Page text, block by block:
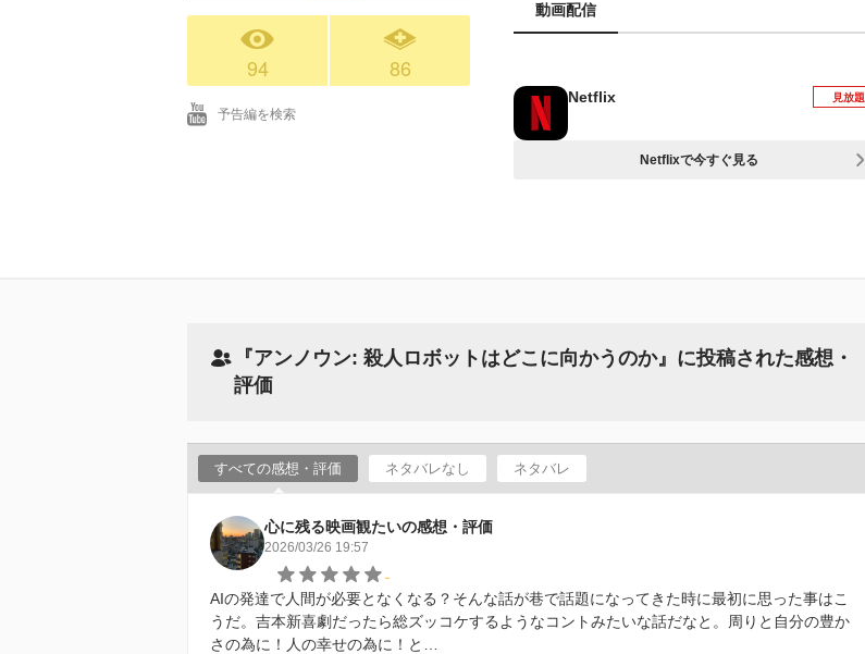
94 86
予告編を検索
動画配信
Netflix 見放題
Netflixで今すぐ見る
『アンノウン: 殺人ロボットはどこに向かうのか』に投稿された感想・
評価
すべての感想・評価 ネタバレなし ネタバレ
心に残る映画観たいの感想・評価
2026/03/26 19:57
-
AIの発達で人間が必要となくなる？そんな話が巷で話題になってきた時に最初に思った事はこ
うだ。吉本新喜劇だったら総ズッコケするようなコントみたいな話だなと。周りと自分の豊か
さの為に！人の幸せの為に！と…